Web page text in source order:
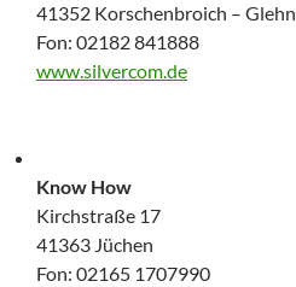
41352 Korschenbroich – Glehn
Fon: 02182 841888
www.silvercom.de
Know How
Kirchstraße 17
41363 Jüchen
Fon: 02165 1707990